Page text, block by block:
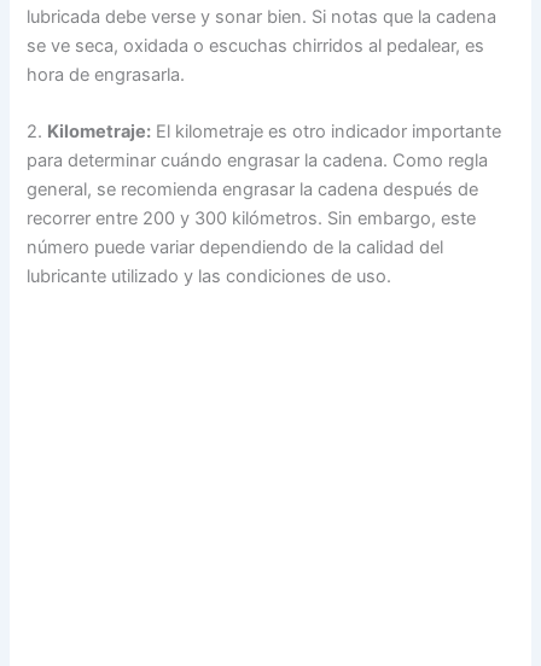
lubricada debe verse y sonar bien. Si notas que la cadena
se ve seca, oxidada o escuchas chirridos al pedalear, es
hora de engrasarla.
2. Kilometraje: El kilometraje es otro indicador importante
para determinar cuándo engrasar la cadena. Como regla
general, se recomienda engrasar la cadena después de
recorrer entre 200 y 300 kilómetros. Sin embargo, este
número puede variar dependiendo de la calidad del
lubricante utilizado y las condiciones de uso.